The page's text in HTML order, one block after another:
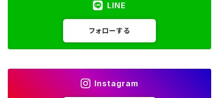
LINE
フォローする
Instagram